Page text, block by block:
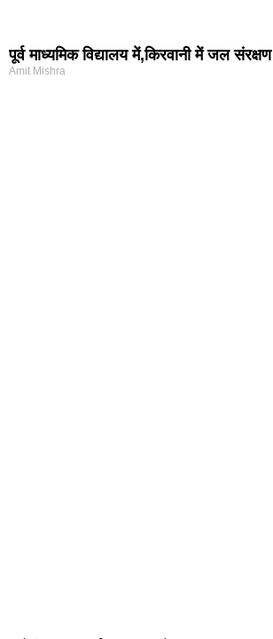
पूर्व माध्यमिक विद्यालय में,किरवानी में जल
Amit Mishra